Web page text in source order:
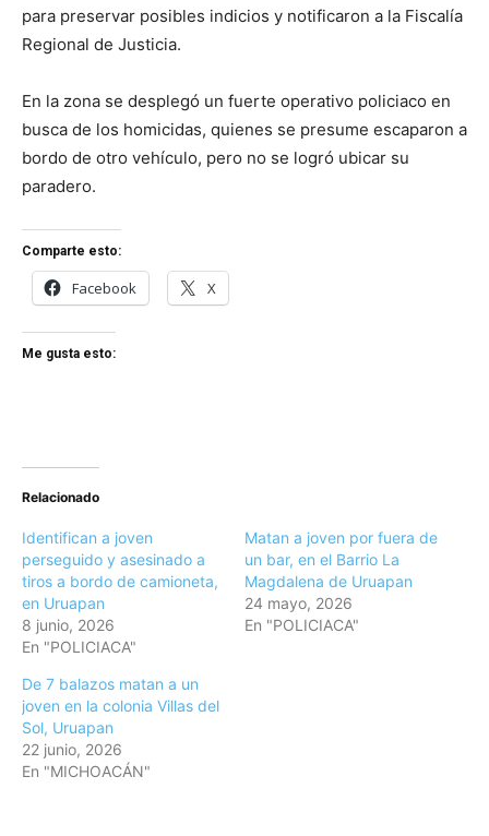
para preservar posibles indicios y notificaron a la Fiscalía
Regional de Justicia.
En la zona se desplegó un fuerte operativo policiaco en
busca de los homicidas, quienes se presume escaparon a
bordo de otro vehículo, pero no se logró ubicar su
paradero.
Comparte esto:
Facebook X
Me gusta esto:
Relacionado
Identifican a joven
perseguido y asesinado a
tiros a bordo de camioneta,
en Uruapan
8 junio, 2026
En "POLICIACA"
Matan a joven por fuera de
un bar, en el Barrio La
Magdalena de Uruapan
24 mayo, 2026
En "POLICIACA"
De 7 balazos matan a un
joven en la colonia Villas del
Sol, Uruapan
22 junio, 2026
En "MICHOACÁN"